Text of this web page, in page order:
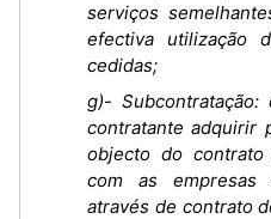
serviços
efectiva utilização
cedidas;
g)-
contratante adquirir
objecto do contrato
com as empresas
através de contrato